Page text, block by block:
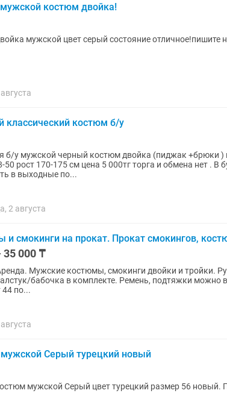
костюм двойка!
мужской цвет серый состояние отличное!пишите
классический костюм б/у
мужской черный костюм двойка (пиджак +брюки ) в отличном состоянии
50 рост 170-175 см цена 5 000тг торга и обмена нет . В
в выходные по...
2 августа
и смокинги на прокат. Прокат смокингов,
35 000 ₸
Мужские костюмы, смокинги двойки и тройки.
бабочка в комплекте. Ремень, подтяжки
44 по...
Серый турецкий новый
мужской Серый цвет турецкий размер 56 новый.